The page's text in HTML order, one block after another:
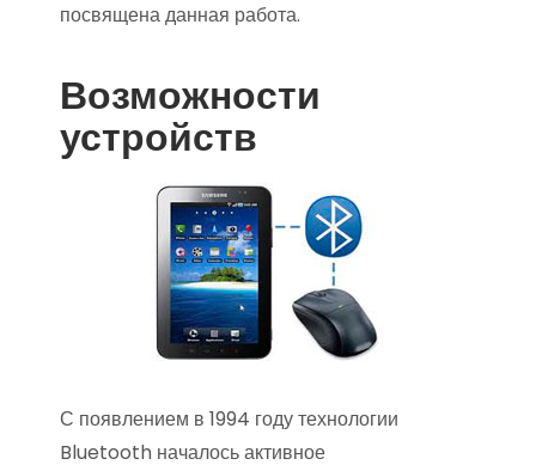
посвящена данная работа.
Возможности
устройств
С появлением в 1994 году технологии
Bluetooth началось активное